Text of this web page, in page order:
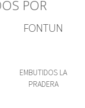
POR
FONTUN
EMBUTIDOS LA
PRADERA